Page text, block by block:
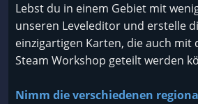
Lebst du in einem Gebiet mit
unseren Leveleditor und erstelle
einzigartigen Karten, die auch mit
Steam Workshop geteilt werden
Nimm die verschiedenen